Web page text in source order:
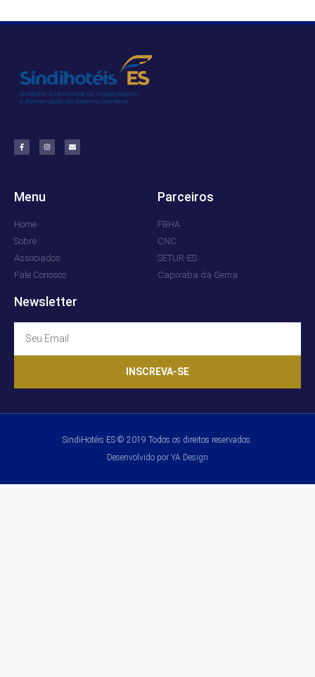
Menu
Home
Sobre
Associados
Fale Conosco
Parceiros
FBHA
CNC
SETUR-ES
Capixaba da Gema
Newsletter
INSCREVA-SE
SindiHotéis ES © 2019 Todos os direitos reservados.
Desenvolvido por YA Design